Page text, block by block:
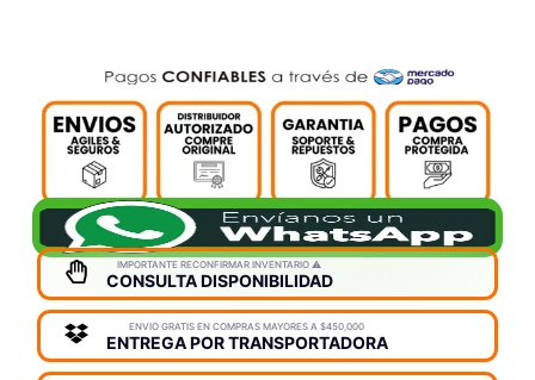
IMPORTANTE RECONFIRMAR INVENTARIO ⚠️
CONSULTA DISPONIBILIDAD
ENVIO GRATIS EN COMPRAS MAYORES A $450,000
ENTREGA POR TRANSPORTADORA